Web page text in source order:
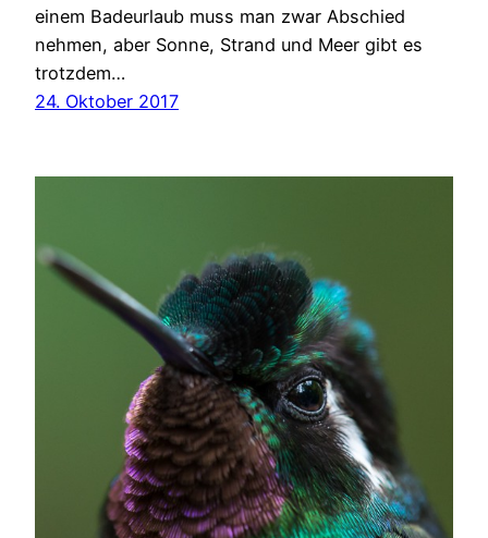
einem Badeurlaub muss man zwar Abschied
nehmen, aber Sonne, Strand und Meer gibt es
trotzdem…
24. Oktober 2017